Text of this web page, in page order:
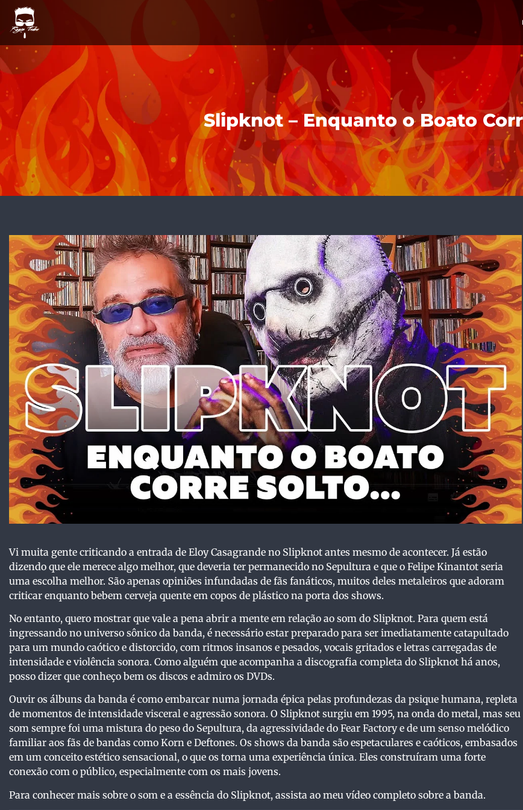
Slipknot – Enquanto o Boato
Vi muita gente criticando a entrada de Eloy Casagrande no Slipknot antes mesmo de acontecer. Já estão
dizendo que ele merece algo melhor, que deveria ter permanecido no Sepultura e que o Felipe Kinantot seria
uma escolha melhor. São apenas opiniões infundadas de fãs fanáticos, muitos deles metaleiros que adoram
criticar enquanto bebem cerveja quente em copos de plástico na porta dos shows.
No entanto, quero mostrar que vale a pena abrir a mente em relação ao som do Slipknot. Para quem está
ingressando no universo sônico da banda, é necessário estar preparado para ser imediatamente catapultado
para um mundo caótico e distorcido, com ritmos insanos e pesados, vocais gritados e letras carregadas de
intensidade e violência sonora. Como alguém que acompanha a discografia completa do Slipknot há anos,
posso dizer que conheço bem os discos e admiro os DVDs.
Ouvir os álbuns da banda é como embarcar numa jornada épica pelas profundezas da psique humana, repleta
de momentos de intensidade visceral e agressão sonora. O Slipknot surgiu em 1995, na onda do metal, mas seu
som sempre foi uma mistura do peso do Sepultura, da agressividade do Fear Factory e de um senso melódico
familiar aos fãs de bandas como Korn e Deftones. Os shows da banda são espetaculares e caóticos, embasados
em um conceito estético sensacional, o que os torna uma experiência única. Eles construíram uma forte
conexão com o público, especialmente com os mais jovens.
Para conhecer mais sobre o som e a essência do Slipknot, assista ao meu vídeo completo sobre a banda.